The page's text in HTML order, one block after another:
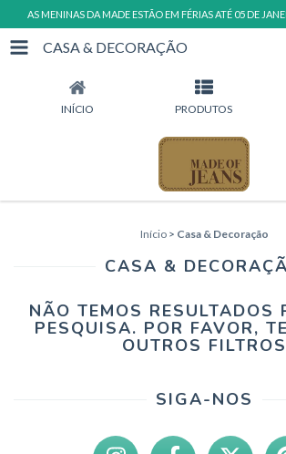
AS MENINAS DA MADE ESTÃO EM FÉRIAS ATÉ 05 DE
CASA & DECORAÇÃO
INÍCIO PRODUTOS
Início > Casa & Decoração
CASA &
NÃO TEMOS RESULTADOS
PESQUISA. POR FAVOR,
OUTROS FILTROS
SIGA-NOS